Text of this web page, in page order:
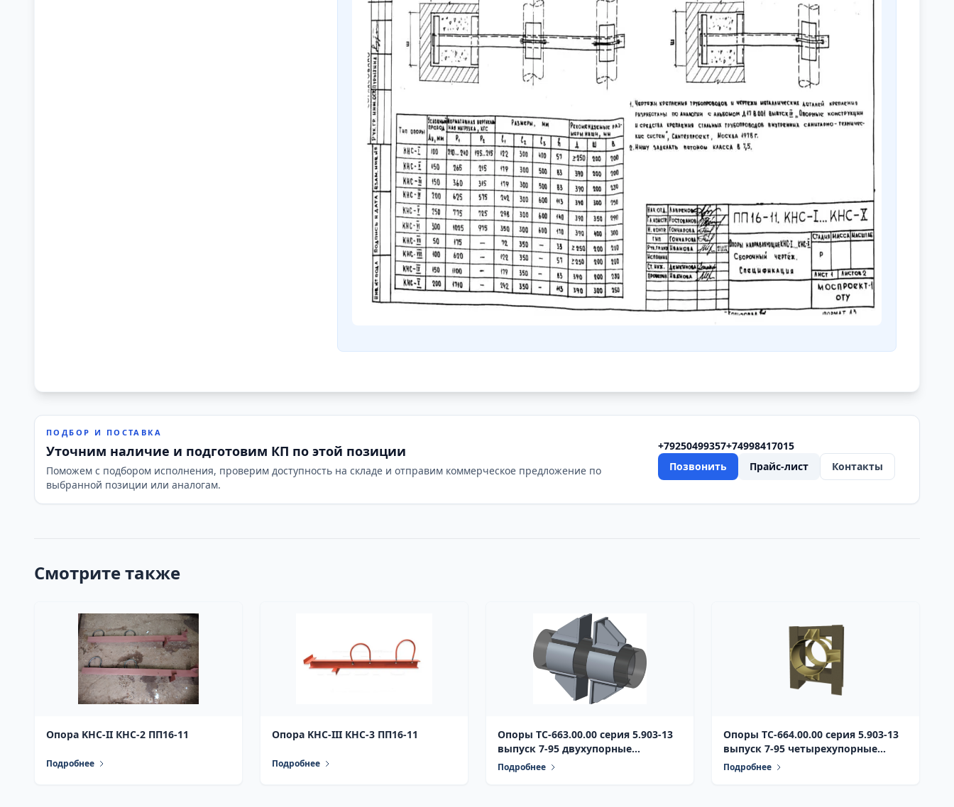
ПОДБОР И ПОСТАВКА
Уточним наличие и подготовим КП по этой позиции
Поможем с подбором исполнения, проверим доступность на складе и отправим коммерческое предложение по
выбранной позиции или аналогам.
+79250499357+74998417015
Позвонить
Прайс-лист Контакты
Смотрите также
Опора KHC-II КНС-2 ПП16-11
Подробнее
Опора KHC-III КНС-3 ПП16-11
Подробнее
Опоры ТС-663.00.00 серия 5.903-13
выпуск 7-95 двухупорные
неподвижные усиленные, с
Подробнее
Опоры ТС-664.00.00 серия 5.903-13
выпуск 7-95 четырехупорные
неподвижные усиленные
Подробнее